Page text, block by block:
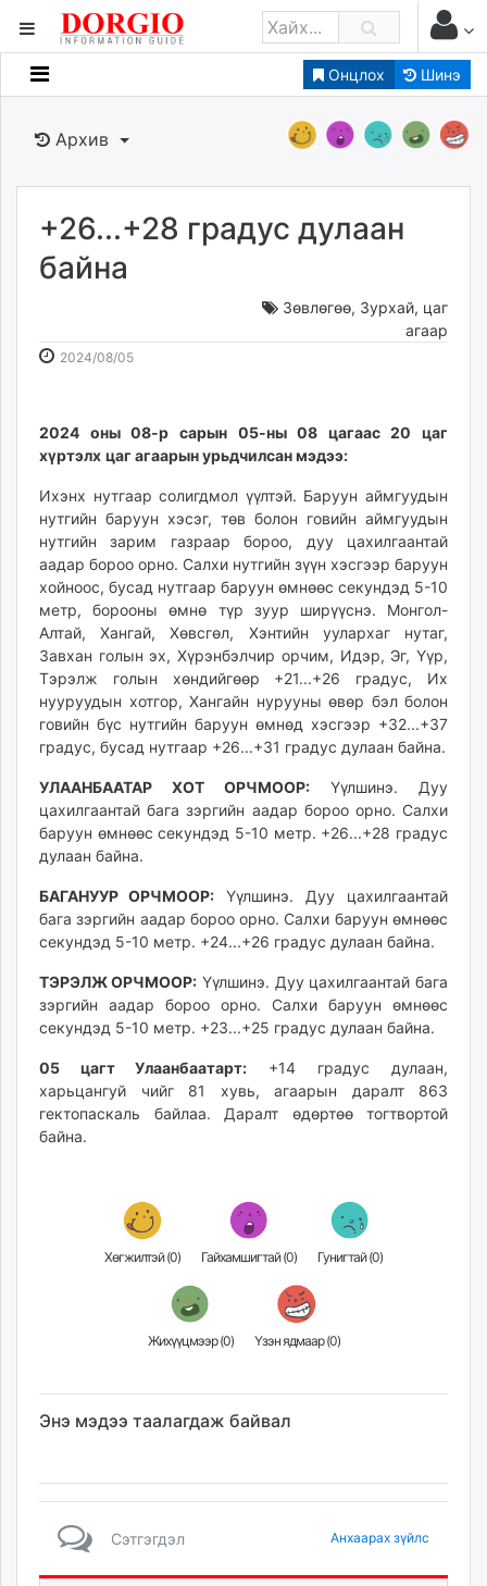
Онцлох Шинэ
Мэдээллийн
Банк санхүү
Бизнес ААН
Төрийн
Gogo.mn
caak.mn
zindaa.mn
Baabar.mn
ikon.mn
mnb.mn
Livetv.mn
Eguur.mn
24tsag.mn
shuud.mn
eagle.mn
ergelt.mn
zarig.mn
today.mn
mminfo.mn
ugluu.mn
urlag.mn
asu.mn
shudarga.mn
unuudur.mn
isee.mn
fact.mn
itoim.mn
tumen.mn
tvmongolia.mn
Архив
+26...+28 градус дулаан
байна
Зөвлөгөө, Зурхай, цаг
агаар
2024/08/052024-
08:44:41
2026-
04:29:01
2024 оны 08-р сарын 05-ны 08 цагаас 20 цаг
хүртэлх цаг агаарын урьдчилсан мэдээ:
Ихэнх нутгаар солигдмол үүлтэй. Баруун аймгуудын
нутгийн баруун хэсэг, төв болон говийн аймгуудын
нутгийн зарим газраар бороо, дуу цахилгаантай
аадар бороо орно. Салхи нутгийн зүүн хэсгээр баруун
хойноос, бусад нутгаар баруун өмнөөс секундэд 5-10
метр, борооны өмнө түр зуур ширүүснэ. Монгол-
Алтай, Хангай, Хөвсгөл, Хэнтийн уулархаг нутаг,
Завхан голын эх, Хүрэнбэлчир орчим, Идэр, Эг, Үүр,
Тэрэлж голын хөндийгөөр +21...+26 градус, Их
нууруудын хотгор, Хангайн нурууны өвөр бэл болон
говийн бүс нутгийн баруун өмнөд хэсгээр +32...+37
градус, бусад нутгаар +26...+31 градус дулаан байна.
УЛААНБААТАР ХОТ ОРЧМООР: Үүлшинэ. Дуу
цахилгаантай бага зэргийн аадар бороо орно. Салхи
баруун өмнөөс секундэд 5-10 метр. +26...+28 градус
дулаан байна.
БАГАНУУР ОРЧМООР: Үүлшинэ. Дуу цахилгаантай
бага зэргийн аадар бороо орно. Салхи баруун өмнөөс
секундэд 5-10 метр. +24...+26 градус дулаан байна.
ТЭРЭЛЖ ОРЧМООР: Үүлшинэ. Дуу цахилгаантай бага
зэргийн аадар бороо орно. Салхи баруун өмнөөс
секундэд 5-10 метр. +23...+25 градус дулаан байна.
05 цагт Улаанбаатарт: +14 градус дулаан,
харьцангуй чийг 81 хувь, агаарын даралт 863
гектопаскаль байлаа. Даралт өдөртөө тогтвортой
байна.
Хөгжилтэй (0) Гайхамшигтай (0) Гунигтай (0)
Жихүүцмээр (0) Үзэн ядмаар (0)
Энэ мэдээ таалагдаж байвал
Сэтгэгдэл Анхаарах зүйлс